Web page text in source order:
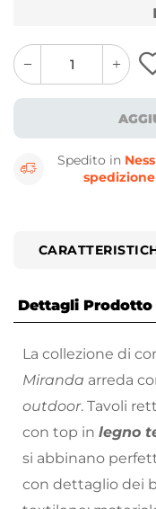
quantity
button
minus
button
Spedito in
spedizione
Dettagli Prodotto
La collezione di
Miranda arreda
outdoor. Tavoli
con top in legno
si abbinano
con dettaglio dei